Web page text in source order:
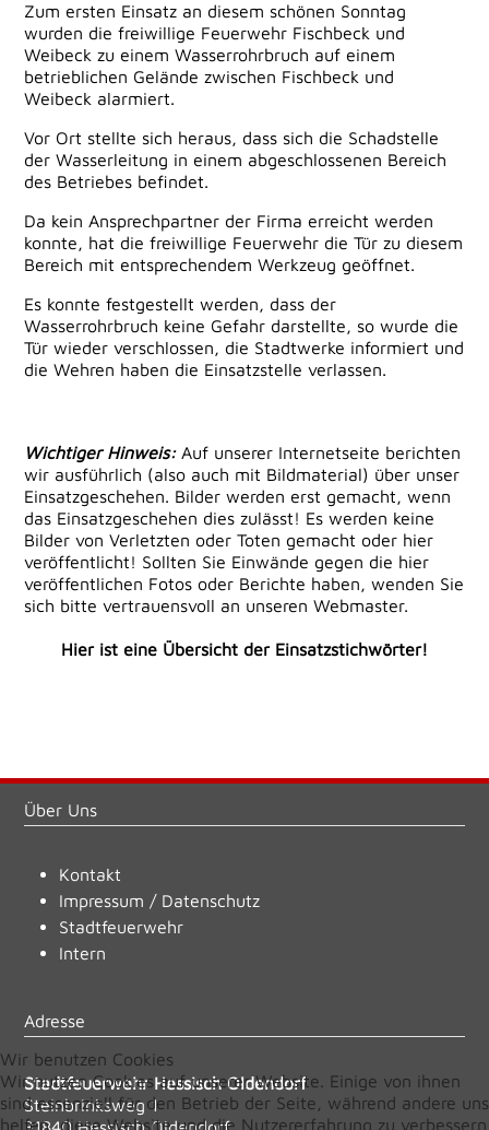
Zum ersten Einsatz an diesem schönen Sonntag
wurden die freiwillige Feuerwehr Fischbeck und
Weibeck zu einem Wasserrohrbruch auf einem
betrieblichen Gelände zwischen Fischbeck und
Weibeck alarmiert.
Vor Ort stellte sich heraus, dass sich die Schadstelle
der Wasserleitung in einem abgeschlossenen Bereich
des Betriebes befindet.
Da kein Ansprechpartner der Firma erreicht werden
konnte, hat die freiwillige Feuerwehr die Tür zu diesem
Bereich mit entsprechendem Werkzeug geöffnet.
Es konnte festgestellt werden, dass der
Wasserrohrbruch keine Gefahr darstellte, so wurde die
Tür wieder verschlossen, die Stadtwerke informiert und
die Wehren haben die Einsatzstelle verlassen.
Wichtiger Hinweis: Auf unserer Internetseite berichten
wir ausführlich (also auch mit Bildmaterial) über unser
Einsatzgeschehen. Bilder werden erst gemacht, wenn
das Einsatzgeschehen dies zulässt! Es werden keine
Bilder von Verletzten oder Toten gemacht oder hier
veröffentlicht! Sollten Sie Einwände gegen die hier
veröffentlichen Fotos oder Berichte haben, wenden Sie
sich bitte vertrauensvoll an unseren Webmaster.
Hier ist eine Übersicht der Einsatzstichwörter!
Über Uns
Kontakt
Impressum / Datenschutz
Stadtfeuerwehr
Intern
Adresse
Stadtfeuerwehr Hessisch Oldendorf
Steinbrinksweg 1
Wir benutzen Cookies
Wir nutzen Cookies auf unserer Website. Einige von ihnen
sind essenziell für den Betrieb der Seite, während andere uns
helfen, diese Website und die Nutzererfahrung zu verbessern